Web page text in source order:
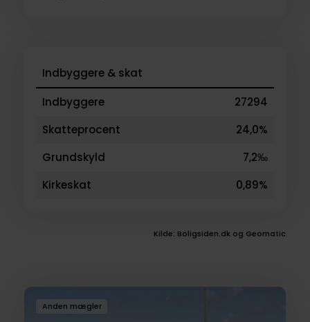
Indbyggere & skat
Indbyggere
27294
Skatteprocent
24,0%
Grundskyld
7,2‰
Kirkeskat
0,89%
Kilde: Boligsiden.dk og Geomatic
Boliger
Anden mægler